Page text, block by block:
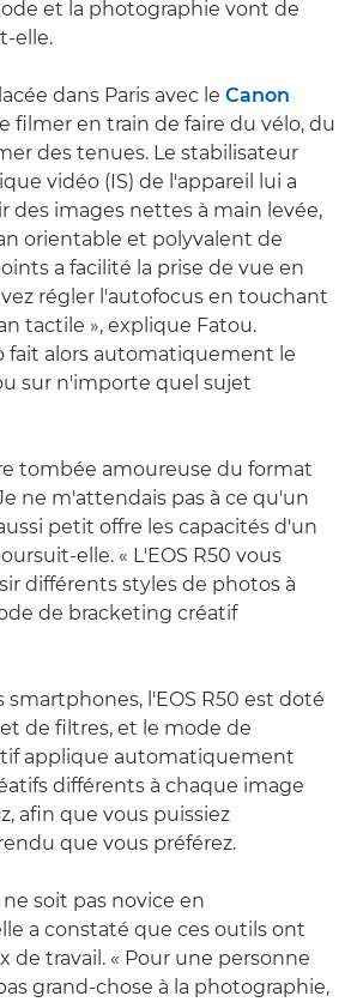
et la photographie vont de
elle.
dans Paris avec le Canon
filmer en train de faire du vélo, du
des tenues. Le stabilisateur
vidéo (IS) de l'appareil lui a
des images nettes à main levée,
orientable et polyvalent de
a facilité la prise de vue en
régler l'autofocus en touchant
tactile », explique Fatou.
fait alors automatiquement le
sur n'importe quel sujet
tombée amoureuse du format
ne m'attendais pas à ce qu'un
petit offre les capacités d'un
elle. « L'EOS R50 vous
différents styles de photos à
de bracketing créatif
smartphones, l'EOS R50 est doté
de filtres, et le mode de
applique automatiquement
différents à chaque image
afin que vous puissiez
que vous préférez.
soit pas novice en
a constaté que ces outils ont
de travail. « Pour une personne
grand-chose à la photographie,